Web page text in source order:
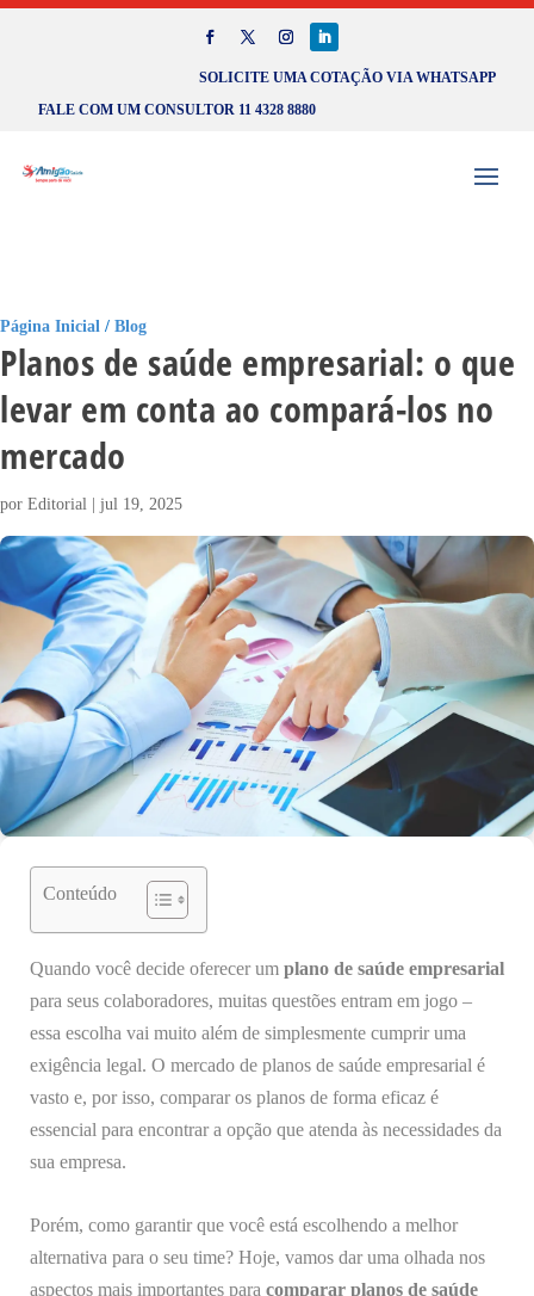
SOLICITE UMA COTAÇÃO VIA WHATSAPP
FALE COM UM CONSULTOR 11 4328 8880
Página Inicial / Blog
Planos de saúde empresarial: o que
levar em conta ao compará-los no
mercado
por Editorial jul 19, 2025
Conteúdo
Quando você decide oferecer um plano de saúde empresarial
para seus colaboradores, muitas questões entram em jogo –
essa escolha vai muito além de simplesmente cumprir uma
exigência legal. O mercado de planos de saúde empresarial é
vasto e, por isso, comparar os planos de forma eficaz é
essencial para encontrar a opção que atenda às necessidades da
sua empresa.
Porém, como garantir que você está escolhendo a melhor
alternativa para o seu time? Hoje, vamos dar uma olhada nos
aspectos mais importantes para comparar planos de saúde